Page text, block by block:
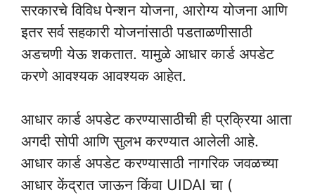
सरकारचे विविध पेन्शन योजना, आरोग्य योजना आणि
इतर सर्व सहकारी योजनांसाठी पडताळणीसाठी
अडचणी येऊ शकतात. यामुळे आधार कार्ड अपडेट
करणे आवश्यक आवश्यक आहेत.
आधार कार्ड अपडेट करण्यासाठीची ही प्रक्रिया आता
अगदी सोपी आणि सुलभ करण्यात आलेली आहे.
आधार कार्ड अपडेट करण्यासाठी नागरिक जवळच्या
आधार केंद्रात जाऊन किंवा UIDAI चा (